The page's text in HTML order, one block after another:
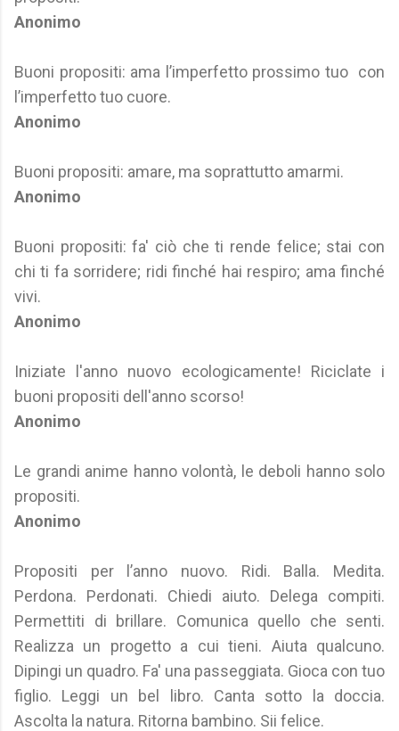
Anonimo
Buoni propositi: ama l’imperfetto prossimo tuo con
l’imperfetto tuo cuore.
Anonimo
Buoni propositi: amare, ma soprattutto amarmi.
Anonimo
Buoni propositi: fa' ciò che ti rende felice; stai con
chi ti fa sorridere; ridi finché hai respiro; ama finché
vivi.
Anonimo
Iniziate l'anno nuovo ecologicamente! Riciclate i
buoni propositi dell'anno scorso!
Anonimo
Le grandi anime hanno volontà, le deboli hanno solo
propositi.
Anonimo
Propositi per l’anno nuovo. Ridi. Balla. Medita.
Perdona. Perdonati. Chiedi aiuto. Delega compiti.
Permettiti di brillare. Comunica quello che senti.
Realizza un progetto a cui tieni. Aiuta qualcuno.
Dipingi un quadro. Fa' una passeggiata. Gioca con tuo
figlio. Leggi un bel libro. Canta sotto la doccia.
Ascolta la natura. Ritorna bambino. Sii felice.